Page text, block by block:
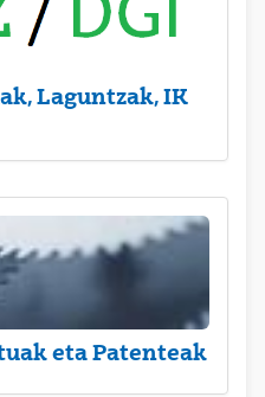
Laguntzak, IK
eta Patenteak